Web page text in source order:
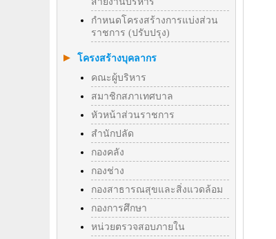
กำหนดโครงสร้างการแบ่งส่วน
ราชการ (ปรับปรุง)
โครงสร้างบุคลากร
คณะผู้บริหาร
สมาชิกสภาเทศบาล
หัวหน้าส่วนราชการ
สำนักปลัด
กองคลัง
กองช่าง
กองสาธารณสุขและสิ่งแวดล้อม
กองการศึกษา
หน่วยตรวจสอบภายใน